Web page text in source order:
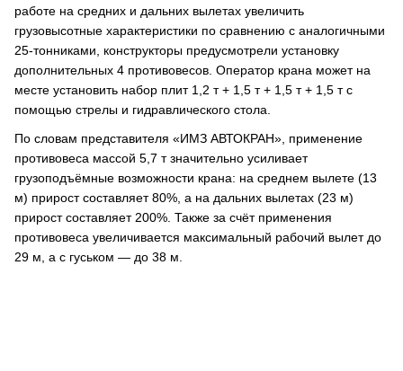
работе на средних и дальних вылетах увеличить
грузовысотные характеристики по сравнению с аналогичными
25-тонниками, конструкторы предусмотрели установку
дополнительных 4 противовесов. Оператор крана может на
месте установить набор плит 1,2 т + 1,5 т + 1,5 т + 1,5 т с
помощью стрелы и гидравлического стола.
По словам представителя «ИМЗ АВТОКРАН», применение
противовеса массой 5,7 т значительно усиливает
грузоподъёмные возможности крана: на среднем вылете (13
м) прирост составляет 80%, а на дальних вылетах (23 м)
прирост составляет 200%. Также за счёт применения
противовеса увеличивается максимальный рабочий вылет до
29 м, а с гуськом ― до 38 м.